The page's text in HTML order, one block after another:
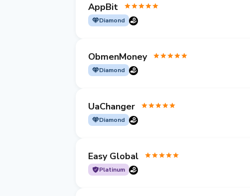
AppBit
Diamond
ObmenMoney
Diamond
UaChanger
Diamond
Easy Global
Platinum